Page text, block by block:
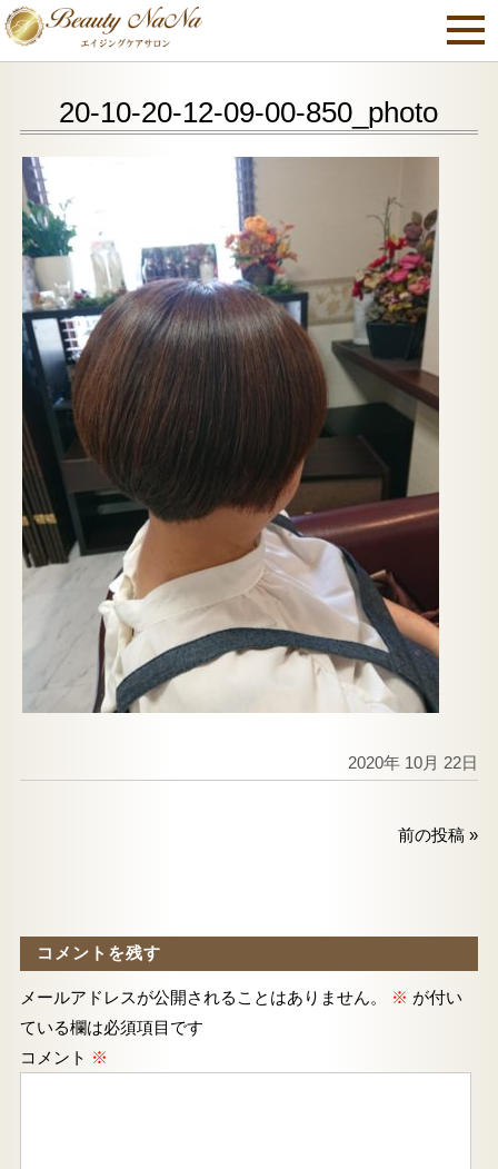
20-10-20-12-09-00-850_photo
2020年 10月 22日
前の投稿 »
コメントを残す
メールアドレスが公開されることはありません。 ※ が付い
ている欄は必須項目です
コメント ※